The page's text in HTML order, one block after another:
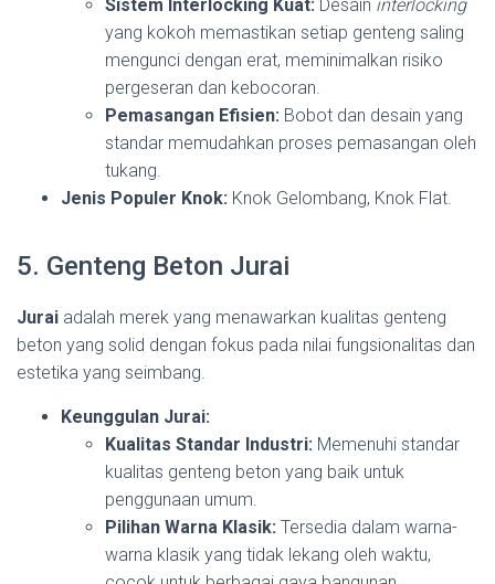
Sistem Interlocking Kuat: Desain interlocking
yang kokoh memastikan setiap genteng saling
mengunci dengan erat, meminimalkan risiko
pergeseran dan kebocoran.
Pemasangan Efisien: Bobot dan desain yang
standar memudahkan proses pemasangan oleh
tukang.
Jenis Populer Knok: Knok Gelombang, Knok Flat.
5. Genteng Beton Jurai
Jurai adalah merek yang menawarkan kualitas genteng
beton yang solid dengan fokus pada nilai fungsionalitas dan
estetika yang seimbang.
Keunggulan Jurai:
Kualitas Standar Industri: Memenuhi standar
kualitas genteng beton yang baik untuk
penggunaan umum.
Pilihan Warna Klasik: Tersedia dalam warna-
warna klasik yang tidak lekang oleh waktu,